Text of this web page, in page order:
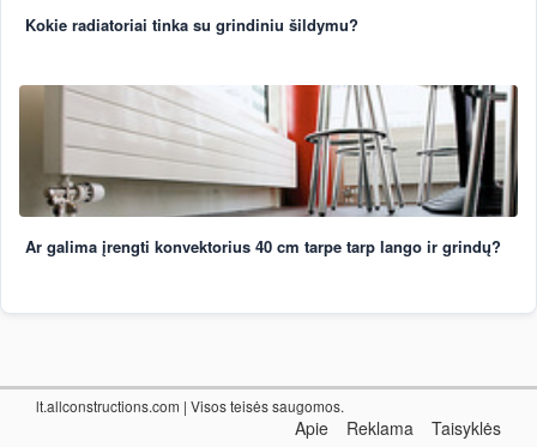
Kokie radiatoriai tinka su grindiniu šildymu?
Ar galima įrengti konvektorius 40 cm tarpe tarp lango ir grindų?
lt.allconstructions.com | Visos teisės saugomos.
Apie Reklama Taisyklės